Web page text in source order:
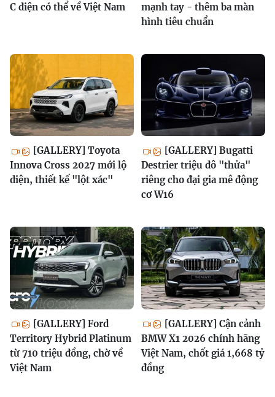
C điện có thể về Việt Nam
mạnh tay - thêm ba màn
hình tiêu chuẩn
[GALLERY] Toyota
Innova Cross 2027 mới lộ
diện, thiết kế "lột xác"
[GALLERY] Bugatti
Destrier triệu đô "thửa"
riêng cho đại gia mê động
cơ W16
[GALLERY] Ford
Territory Hybrid Platinum
từ 710 triệu đồng, chờ về
Việt Nam
[GALLERY] Cận cảnh
BMW X1 2026 chính hãng
Việt Nam, chốt giá 1,668 tỷ
đồng